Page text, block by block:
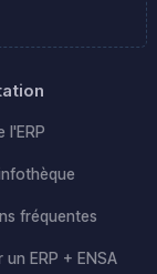
l'ERP
fréquentes
un ERP + ENSA